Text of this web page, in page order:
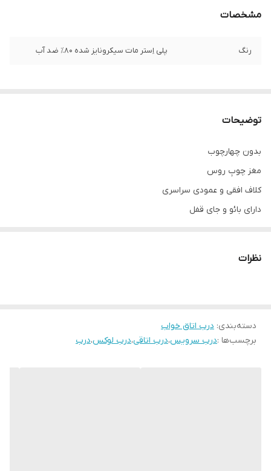
مشخصات
رنگ پلی اِستر مات سیکرونایز شده ۸۰٪ ضد آب
توضیحات
بدون چهارچوب
مغز چوبِ روس
کلاف افقی و عمودی سراسری
دارای بائو و جای قفل
ابعاد استاندارد ۷۸ × ۲۰۵
نظرات
دسته‌بندی: درب اتاق خواب
برچسب‌ها :درب سرویس،درب اتاقی،درب لوکس،درب